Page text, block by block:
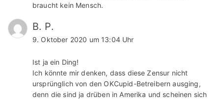
braucht kein Mensch.
B. P.
9. Oktober 2020 um 13:04 Uhr
Ist ja ein Ding!
Ich könnte mir denken, dass diese Zensur nicht
ursprünglich von den OKCupid-Betreibern ausging,
denn die sind ja drüben in Amerika und scheinen sich